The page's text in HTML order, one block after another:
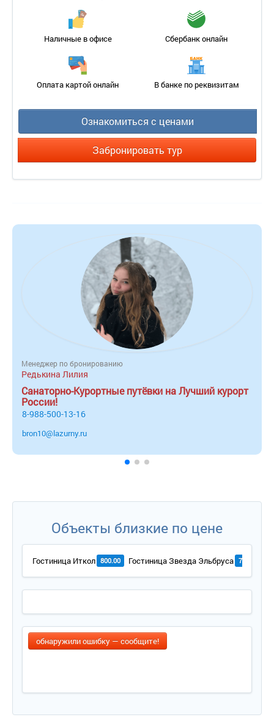
Наличные в офисе Сбербанк онлайн
Оплата картой онлайн В банке по реквизитам
Ознакомиться с ценами
Забронировать тур
Менеджер по бронированию
Редькина Лилия
Санаторно-Курортные путёвки на Лучший курорт
России!
8-988-500-13-16
bron10@lazurny.ru
Объекты близкие по цене
Гостиница Иткол 800.00 Гостиница Звезда Эльбруса 700.00
обнаружили ошибку — сообщите!